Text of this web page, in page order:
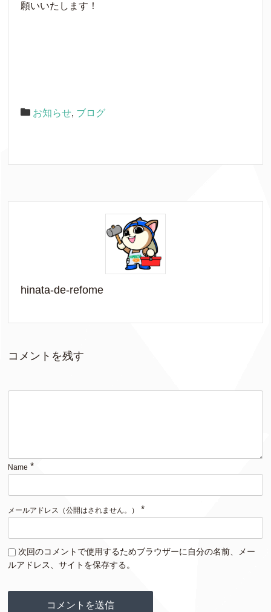
願いいたします！
お知らせ, ブログ
hinata-de-refome
コメントを残す
Name *
メールアドレス（公開はされません。） *
次回のコメントで使用するためブラウザーに自分の名前、メー
ルアドレス、サイトを保存する。